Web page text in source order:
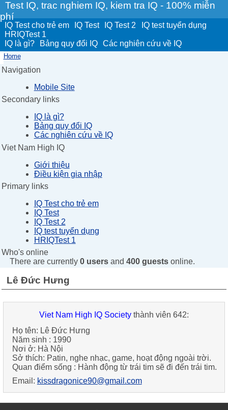
Test IQ, trac nghiem IQ, kiem tra IQ - 100% miễn
phí
IQ Test cho trẻ em IQ Test IQ Test 2
IQ test tuyển dụng
HRIQTest 1
IQ là gì?
Bảng quy đổi IQ Các nghiên cứu về IQ
Home
Navigation
Mobile Site
Secondary links
IQ là gì?
Bảng quy đổi IQ
Các nghiên cứu về IQ
Viet Nam High IQ
Giới thiệu
Điều kiện gia nhập
Primary links
IQ Test cho trẻ em
IQ Test
IQ Test 2
IQ test tuyển dụng
HRIQTest 1
Who's online
There are currently 0 usersand 400 guestsonline.
Lê Đức Hưng
Viet Nam High IQ Societythành viên 642:
Họ tên: Lê Đức Hưng
Năm sinh : 1990
Nơi ở: Hà Nội
Sở thích: Patin, nghe nhạc, game, hoạt động ngoài trời.
Quan điểm sống : Hành động từ trái tim sẽ đi đến trái tim.
Email: kissdragonice90@gmail.com